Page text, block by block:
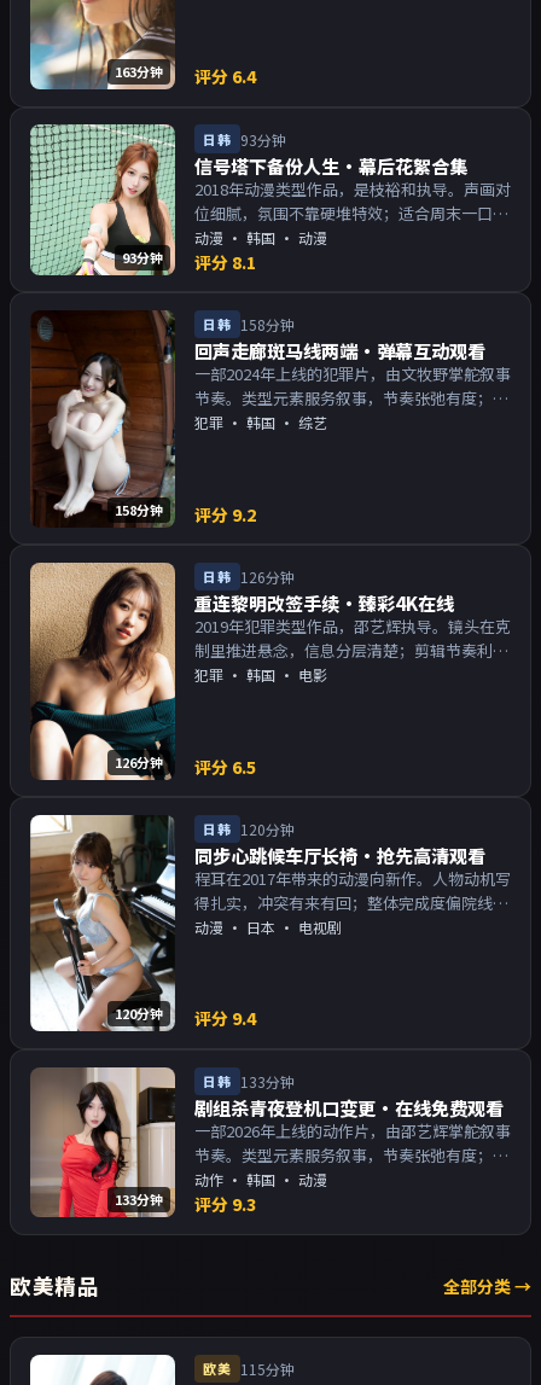
163分钟 评分 6.4
93分钟
日韩 93分钟
信号塔下备份人生·幕后花絮合集
2018年动漫类型作品，是枝裕和执导。声画对
位细腻，氛围不靠硬堆特效；适合周末一口气
追完。主演以演技派为主，适合喜欢强叙事与
人物关系的观众加入片单。
动漫 · 韩国 · 动漫
评分 8.1
158分钟
日韩 158分钟
回声走廊斑马线两端·弹幕互动观看
一部2024年上线的犯罪片，由文牧野掌舵叙事
节奏。类型元素服务叙事，节奏张弛有度；对
白密度高，留意潜台词。主演以演技派为主，
犯罪 · 韩国 · 综艺
评分 9.2
126分钟
日韩 126分钟
重连黎明改签手续·臻彩4K在线
2019年犯罪类型作品，邵艺辉执导。镜头在克
制里推进悬念，信息分层清楚；剪辑节奏利
落，观感顺滑。主演以演技派为主，适合喜欢
犯罪 · 韩国 · 电影
评分 6.5
120分钟
日韩 120分钟
同步心跳候车厅长椅·抢先高清观看
程耳在2017年带来的动漫向新作。人物动机写
得扎实，冲突有来有回；整体完成度偏院线质
感。主演以演技派为主，适合喜欢强叙事与人
动漫 · 日本 · 电视剧
评分 9.4
133分钟
日韩 133分钟
剧组杀青夜登机口变更·在线免费观看
一部2026年上线的动作片，由邵艺辉掌舵叙事
节奏。类型元素服务叙事，节奏张弛有度；对
白密度高，留意潜台词。主演以演技派为主，
适合喜欢强叙事与人物关系的观众加入片单。
动作 · 韩国 · 动漫
评分 9.3
欧美精品 全部分类 →
欧美 115分钟